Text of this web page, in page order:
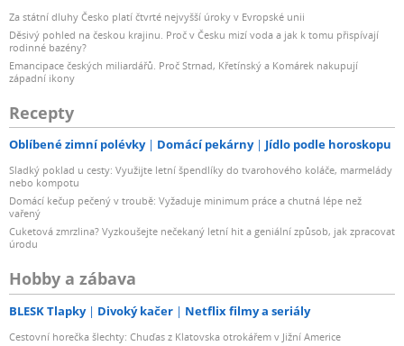
Za státní dluhy Česko platí čtvrté nejvyšší úroky v Evropské unii
Děsivý pohled na českou krajinu. Proč v Česku mizí voda a jak k tomu přispívají
rodinné bazény?
Emancipace českých miliardářů. Proč Strnad, Křetínský a Komárek nakupují
západní ikony
Recepty
Oblíbené zimní polévky Domácí pekárny Jídlo podle horoskopu
Sladký poklad u cesty: Využijte letní špendlíky do tvarohového koláče, marmelády
nebo kompotu
Domácí kečup pečený v troubě: Vyžaduje minimum práce a chutná lépe než
vařený
Cuketová zmrzlina? Vyzkoušejte nečekaný letní hit a geniální způsob, jak zpracovat
úrodu
Hobby a zábava
BLESK Tlapky Divoký kačer Netflix filmy a seriály
Cestovní horečka šlechty: Chuďas z Klatovska otrokářem v Jižní Americe